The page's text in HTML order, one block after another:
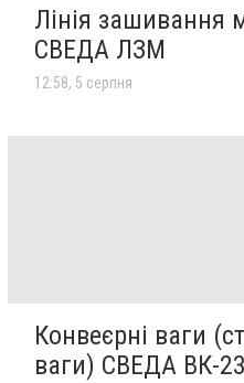
Лінія зашивання
СВЕДА ЛЗМ
12:58, 5 серпня
Конвеєрні ваги
ваги) СВЕДА ВК-